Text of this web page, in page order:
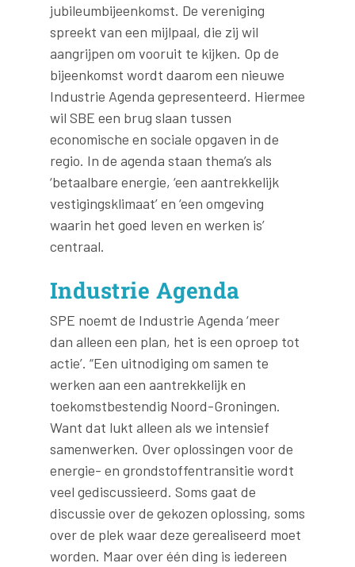
jubileumbijeenkomst. De vereniging
spreekt van een mijlpaal, die zij wil
aangrijpen om vooruit te kijken. Op de
bijeenkomst wordt daarom een nieuwe
Industrie Agenda gepresenteerd. Hiermee
wil SBE een brug slaan tussen
economische en sociale opgaven in de
regio. In de agenda staan thema’s als
‘betaalbare energie, ‘een aantrekkelijk
vestigingsklimaat’ en ‘een omgeving
waarin het goed leven en werken is’
centraal.
Industrie Agenda
SPE noemt de Industrie Agenda ‘meer
dan alleen een plan, het is een oproep tot
actie’. “Een uitnodiging om samen te
werken aan een aantrekkelijk en
toekomstbestendig Noord-Groningen.
Want dat lukt alleen als we intensief
samenwerken. Over oplossingen voor de
energie- en grondstoffentransitie wordt
veel gediscussieerd. Soms gaat de
discussie over de gekozen oplossing, soms
over de plek waar deze gerealiseerd moet
worden. Maar over één ding is iedereen